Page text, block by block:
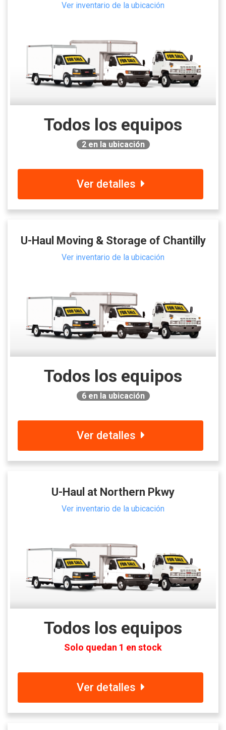
Ver inventario de la ubicación
Todos los equipos
2en la ubicación
Ver detalles
U-Haul Moving & Storage of Chantilly
Ver inventario de la ubicación
Todos los equipos
6en la ubicación
Ver detalles
U-Haul at Northern Pkwy
Ver inventario de la ubicación
Todos los equipos
Solo quedan 1 en stock
Ver detalles